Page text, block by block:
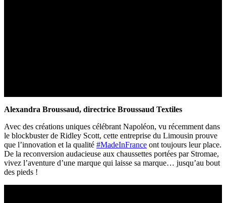
Alexandra Broussaud, directrice Broussaud Textiles
Avec des créations uniques célébrant Napoléon, vu récemment dans
le blockbuster de Ridley Scott, cette entreprise du Limousin prouve
que l’innovation et la qualité #MadeInFrance ont toujours leur place.
De la reconversion audacieuse aux chaussettes portées par Stromae,
vivez l’aventure d’une marque qui laisse sa marque… jusqu’au bout
des pieds !